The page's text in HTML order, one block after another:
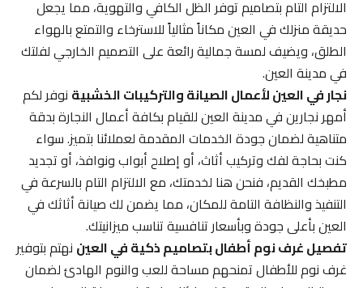
الالتزام التام بتصاميم توفر الظل الكافي والتهوية، مما يجعل
حديقة منزلك في العين مكاناً مثالياً للاسترخاء والتمتع بالهواء
الطلق، ويضيف لمسة جمالية رائعة على التصميم الخارجي لفلتك
في مدينة العين.
نجار في العين لأعمال الصيانة والتركيبات الخشبيةنوفر لكم
أمهر نجارين في مدينة العين للقيام بكافة أعمال النجارة بدقة
متناهية لضمان جودة الخدمات المقدمة لعملائنا بتميز. سواء
كنت بحاجة لفك وتركيب أثاث، أو إصلاح أبواب ونوافذ، أو تجديد
مطبخك القديم، فنحن هنا لخدمتك، مع الالتزام التام بالسرعة في
التنفيذ والنظافة التامة للمكان، مما يضمن لك صيانة أثاثك في
العين بأعلى جودة وبأسعار تنافسية تناسب ميزانيتك.
تفصيل غرف نوم أطفال بتصاميم ذكية في العيننهتم بتوفير
غرف نوم للأطفال تمنحهم مساحة للعب والنوم الهادئ لضمان